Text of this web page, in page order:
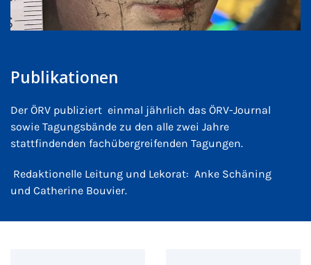
Publikationen
Der ÖRV publiziert einmal jährlich das ÖRV-Journal
sowie Tagungsbände zu den alle zwei Jahre
stattfindenden fachübergreifenden Tagungen.
Redaktionelle Leitung und Lekorat: Anke Schäning
und Catherine Bouvier.